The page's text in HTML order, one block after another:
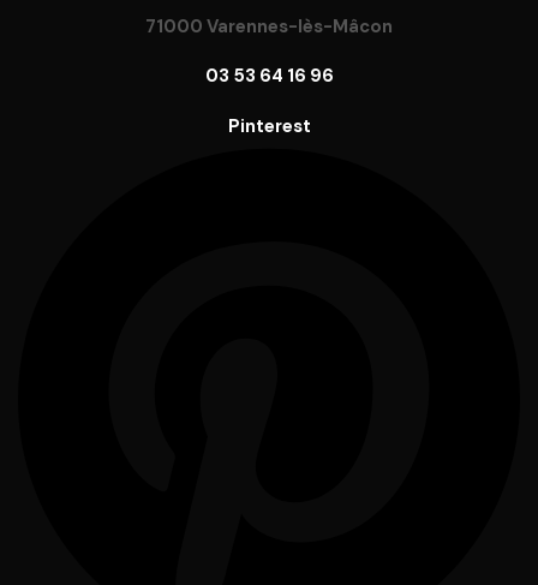
71000 Varennes-lès-Mâcon
03 53 64 16 96
Pinterest